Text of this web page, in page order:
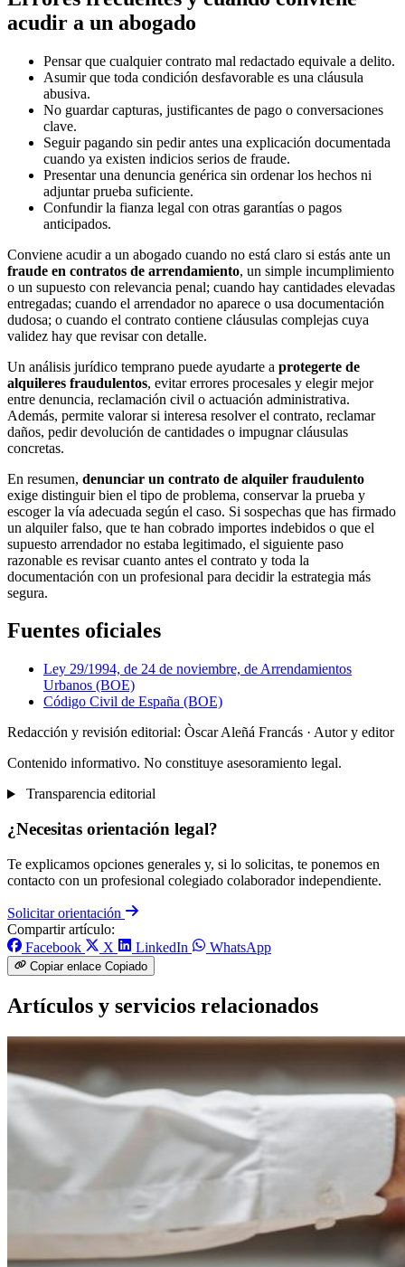
acudir a un abogado
Pensar que cualquier contrato mal redactado equivale a delito.
Asumir que toda condición desfavorable es una cláusula
abusiva.
No guardar capturas, justificantes de pago o conversaciones
clave.
Seguir pagando sin pedir antes una explicación documentada
cuando ya existen indicios serios de fraude.
Presentar una denuncia genérica sin ordenar los hechos ni
adjuntar prueba suficiente.
Confundir la fianza legal con otras garantías o pagos
anticipados.
Conviene acudir a un abogado cuando no está claro si estás ante un
fraude en contratos de arrendamiento, un simple incumplimiento
o un supuesto con relevancia penal; cuando hay cantidades elevadas
entregadas; cuando el arrendador no aparece o usa documentación
dudosa; o cuando el contrato contiene cláusulas complejas cuya
validez hay que revisar con detalle.
Un análisis jurídico temprano puede ayudarte a protegerte de
alquileres fraudulentos, evitar errores procesales y elegir mejor
entre denuncia, reclamación civil o actuación administrativa.
Además, permite valorar si interesa resolver el contrato, reclamar
daños, pedir devolución de cantidades o impugnar cláusulas
concretas.
En resumen, denunciar un contrato de alquiler fraudulento
exige distinguir bien el tipo de problema, conservar la prueba y
escoger la vía adecuada según el caso. Si sospechas que has firmado
un alquiler falso, que te han cobrado importes indebidos o que el
supuesto arrendador no estaba legitimado, el siguiente paso
razonable es revisar cuanto antes el contrato y toda la
documentación con un profesional para decidir la estrategia más
segura.
Fuentes oficiales
Ley 29/1994, de 24 de noviembre, de Arrendamientos
Urbanos (BOE)
Código Civil de España (BOE)
Redacción y revisión editorial: Òscar Aleñá Francás · Autor y editor
Contenido informativo. No constituye asesoramiento legal.
Transparencia editorial
¿Necesitas orientación legal?
Te explicamos opciones generales y, si lo solicitas, te ponemos en
contacto con un profesional colegiado colaborador independiente.
Solicitar orientación
Compartir artículo:
Facebook
X LinkedIn WhatsApp
Copiar enlace Copiado
Artículos y servicios relacionados